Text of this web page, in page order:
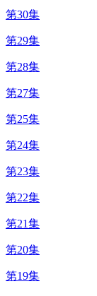
第30集
第29集
第28集
第27集
第25集
第24集
第23集
第22集
第21集
第20集
第19集